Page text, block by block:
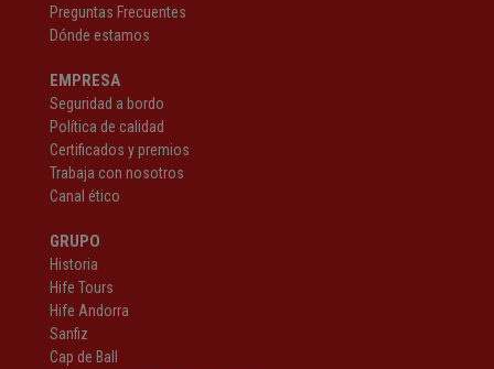
Preguntas Frecuentes
Dónde estamos
EMPRESA
Seguridad a bordo
Política de calidad
Certificados y premios
Trabaja con nosotros
Canal ético
GRUPO
Historia
Hife Tours
Hife Andorra
Sanfiz
Cap de Ball